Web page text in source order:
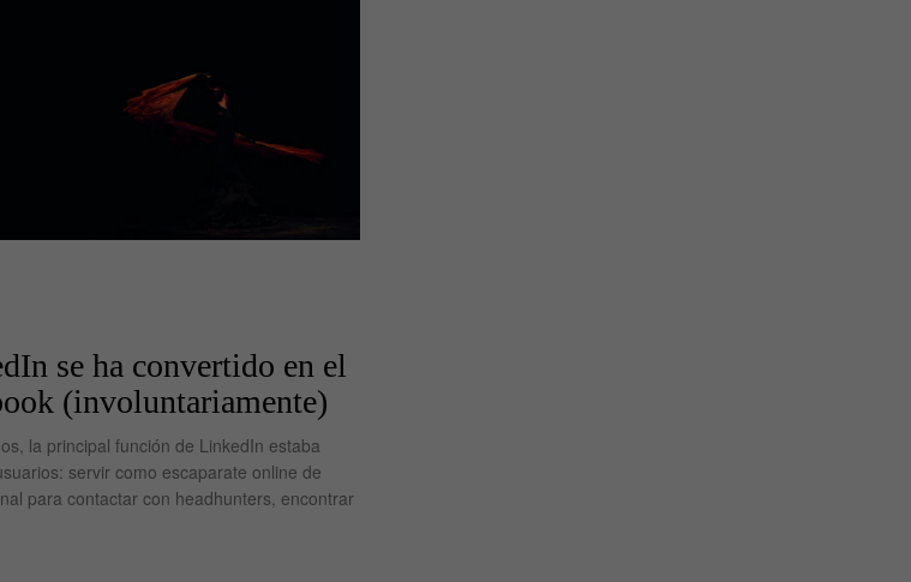
se ha convertido en el
(involuntariamente)
la principal función de LinkedIn estaba
servir como escaparate online de
para contactar con headhunters, encontrar